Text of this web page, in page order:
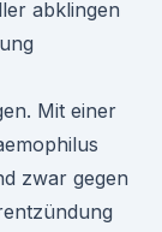
abklingen
Mit einer
zwar gegen